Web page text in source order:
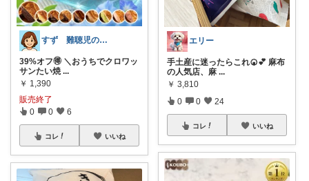
すず 難聴児のママ🦻
39%オフ🉐 ＼おうちでクロワッ
サンたい焼 ...
￥ 1,390
販売終了
0 0 6
コレ いいね
エリー
手土産に迷ったらこれ🍘💕 麻布
の人気店、麻 ...
￥ 3,810
0 0 24
コレ いいね